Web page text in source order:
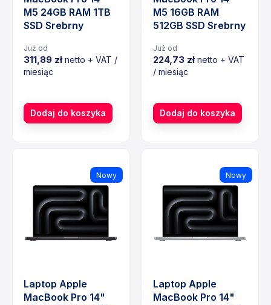
M5 24GB RAM 1TB
SSD Srebrny
Już od
311,89 złnetto + VAT /
miesiąc
Dodaj do koszyka
M5 16GB RAM
512GB SSD Srebrny
Już od
224,73 złnetto + VAT
/ miesiąc
Dodaj do koszyka
Nowy
Laptop Apple
MacBook Pro 14"
Nowy
Laptop Apple
MacBook Pro 14"